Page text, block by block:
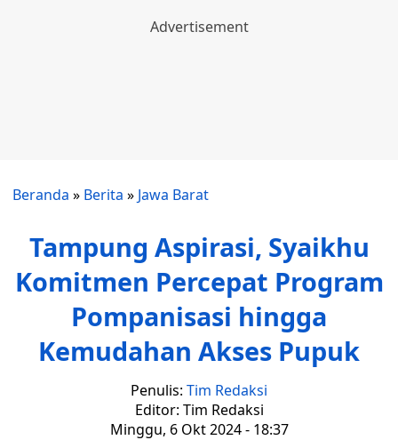
Beranda » Berita » Jawa Barat
Tampung Aspirasi, Syaikhu
Komitmen Percepat Program
Pompanisasi hingga
Kemudahan Akses Pupuk
Penulis: Tim Redaksi
Editor: Tim Redaksi
Minggu, 6 Okt 2024 - 18:37